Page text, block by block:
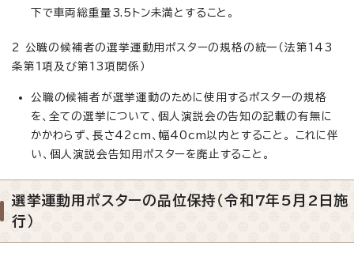
下で車両総重量3.5トン未満とすること。
2 公職の候補者の選挙運動用ポスターの規格の統一（法第143
条第1項及び第13項関係）
公職の候補者が選挙運動のために使用するポスターの規格
を、全ての選挙について、個人演説会の告知の記載の有無に
かかわらず、長さ42cm、幅40cm以内とすること。 これに伴
い、個人演説会告知用ポスターを廃止すること。
選挙運動用ポスターの品位保持（令和7年5月2日施
行）